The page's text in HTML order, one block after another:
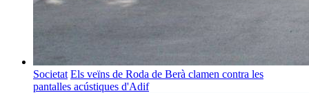
Societat Els veïns de Roda de Berà clamen contra les
pantalles acústiques d'Adif